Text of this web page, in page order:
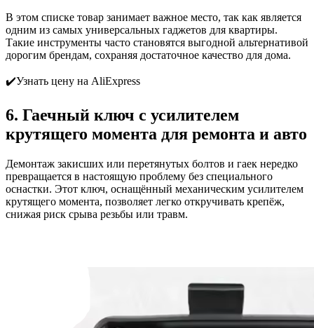
В этом списке товар занимает важное место, так как является
одним из самых универсальных гаджетов для квартиры.
Такие инструменты часто становятся выгодной альтернативой
дорогим брендам, сохраняя достаточное качество для дома.
✔️Узнать цену на AliExpress
6. Гаечный ключ с усилителем
крутящего момента для ремонта и авто
Демонтаж закисших или перетянутых болтов и гаек нередко
превращается в настоящую проблему без специального
оснастки. Этот ключ, оснащённый механическим усилителем
крутящего момента, позволяет легко откручивать крепёж,
снижая риск срыва резьбы или травм.